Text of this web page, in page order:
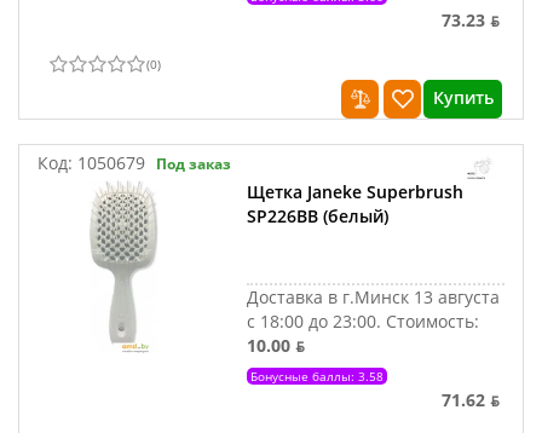
73.23 ƃ
(0)
Купить
Код: 1050679 Под заказ
Щетка Janeke Superbrush
SP226BB (белый)
Доставка в г.Минск 13 августа
с 18:00 до 23:00. Стоимость:
10.00 ƃ
Бонусные баллы: 3.58
71.62 ƃ